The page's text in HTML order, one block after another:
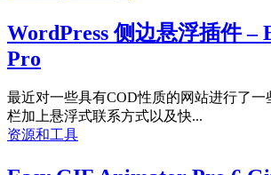
WordPress 侧边悬浮插件 –
Pro
最近对一些具有COD性质的网站进行了一
栏加上悬浮式联系方式以及快...
资源和工具